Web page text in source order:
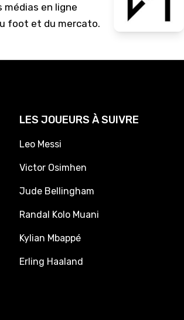
en ligne
foot et du mercato.
LES JOUEURS À SUIVRE
Leo Messi
Victor Osimhen
Jude Bellingham
Randal Kolo Muani
Kylian Mbappé
Erling Haaland